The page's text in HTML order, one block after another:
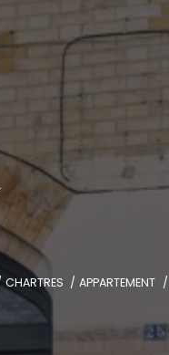
CHARTRES APPARTEMENT